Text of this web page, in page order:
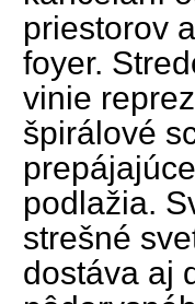
priestorov
foyer.
vinie
špirálové
podlažia.
strešné
dostáva aj